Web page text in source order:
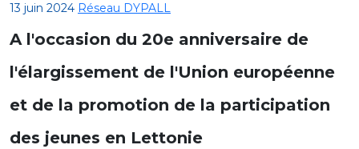
13 juin 2024 Réseau DYPALL
A l'occasion du 20e anniversaire de
l'élargissement de l'Union européenne
et de la promotion de la participation
des jeunes en Lettonie